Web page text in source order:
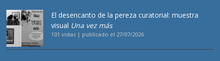
El desencanto de la pereza curatorial: muestra
visual Una vez más
101 vistas | publicado el 27/07/2026